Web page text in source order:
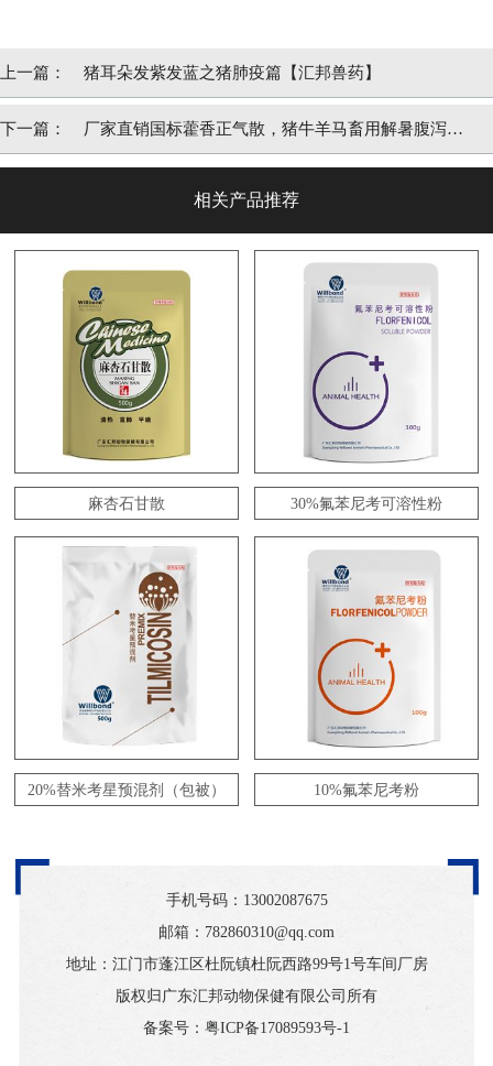
上一篇： 猪耳朵发紫发蓝之猪肺疫篇【汇邦兽药】
下一篇： 厂家直销国标藿香正气散，猪牛羊马畜用解暑腹泻呕
相关产品推荐
麻杏石甘散 30%氟苯尼考可溶性粉
20%替米考星预混剂（包被） 10%氟苯尼考粉
手机号码： 13002087675
邮箱：782860310@qq.com
地址：江门市蓬江区杜阮镇杜阮西路99号1号车间厂房
版权归广东汇邦动物保健有限公司所有
备案号： 粤ICP备17089593号-1